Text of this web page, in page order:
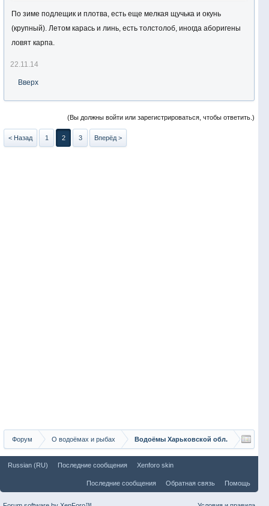
По зиме подлещик и плотва, есть еще мелкая щучька и окунь
(крупный). Летом карась и линь, есть толстолоб, иногда аборигены
ловят карпа.
22.11.14
Вверх
(Вы должны войти или зарегистрироваться, чтобы ответить.)
< Назад 1 2 3 Вперёд >
Форум О водоёмах и рыбах Водоёмы Харьковской обл.
Russian (RU) Последние сообщения Xenforo skin
Последние сообщения Обратная связь Помощь